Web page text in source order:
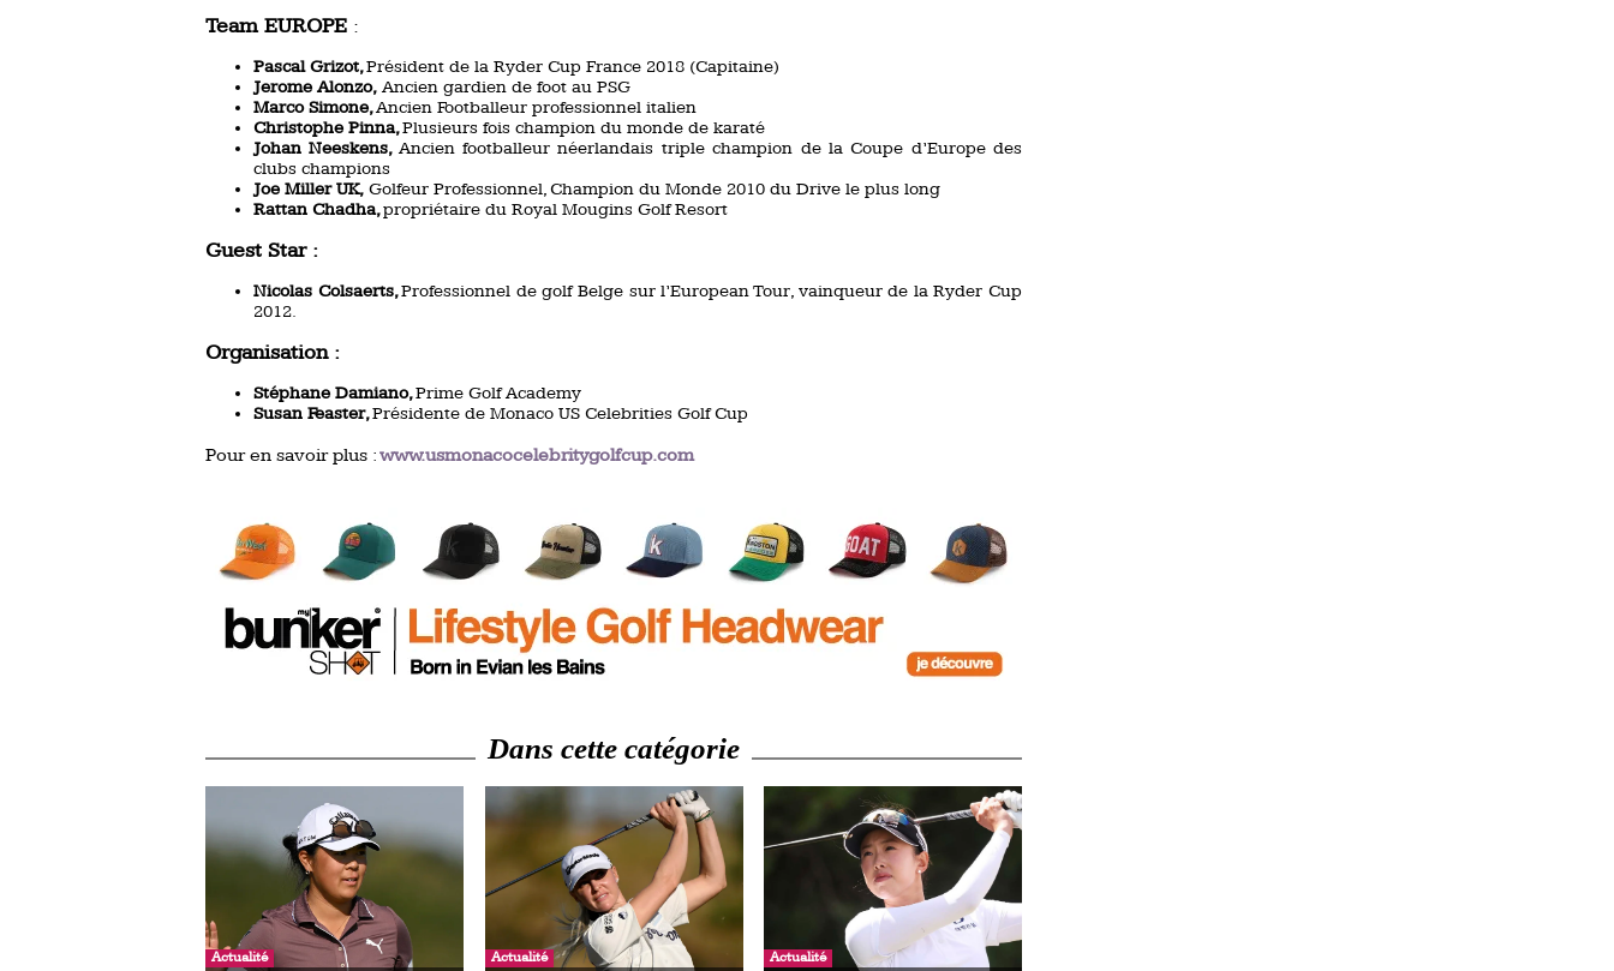
Team EUROPE :
Pascal Grizot,Président de la Ryder Cup France 2018 (Capitaine)
Jerome Alonzo, Ancien gardien de foot au PSG
Marco Simone,Ancien Footballeur professionnel italien
Christophe Pinna,Plusieurs fois champion du monde de karaté
Johan Neeskens, Ancien footballeur néerlandais triple champion de la Coupe d’Europe des
clubs champions
Joe Miller UK, Golfeur Professionnel, Champion du Monde 2010 du Drive le plus long
Rattan Chadha,propriétaire du Royal Mougins Golf Resort
Guest Star :
Nicolas Colsaerts,Professionnel de golf Belge sur l’European Tour, vainqueur de la Ryder Cup
2012.
Organisation :
Stéphane Damiano,Prime Golf Academy
Susan Feaster,Présidente de Monaco US Celebrities Golf Cup
Pour en savoir plus :www.usmonacocelebritygolfcup.com
Dans cette catégorie
Actualité Actualité Actualité